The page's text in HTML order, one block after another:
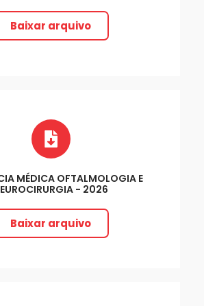
Baixar arquivo
MÉDICA OFTALMOLOGIA E
- 2026
Baixar arquivo